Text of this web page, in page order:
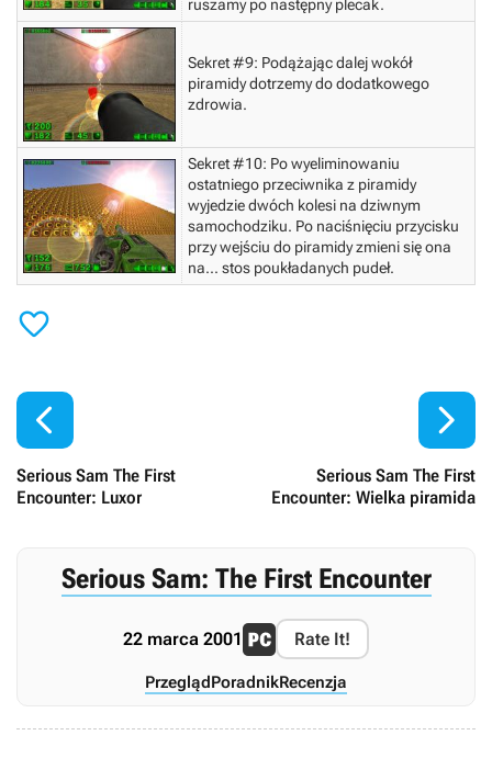
ruszamy po następny plecak.
Sekret #9: Podążając dalej wokół
piramidy dotrzemy do dodatkowego
zdrowia.
Sekret #10: Po wyeliminowaniu
ostatniego przeciwnika z piramidy
wyjedzie dwóch kolesi na dziwnym
samochodziku. Po naciśnięciu przycisku
przy wejściu do piramidy zmieni się ona
na... stos poukładanych pudeł.


Serious Sam The First
Encounter: Luxor
Serious Sam The First
Encounter: Wielka piramida

Serious Sam: The First Encounter
22 marca 2001 Rate It!
PrzeglądPoradnikRecenzja